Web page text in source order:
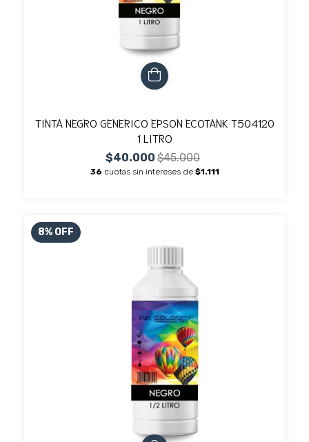
TINTA NEGRO GENERICO EPSON ECOTANK T504120
1 LITRO
$40.000 $45.000
36 cuotas sin intereses de $1.111
8% OFF